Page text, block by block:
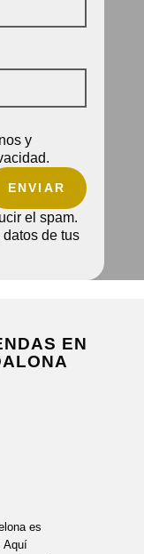
y
ENVIAR
el spam.
de tus
EN
es
Aquí